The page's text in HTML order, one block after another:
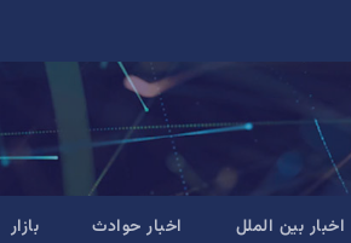
اخبار بین الملل اخبار حوادث بازار